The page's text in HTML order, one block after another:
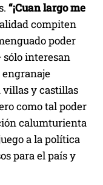
“¡Cuan largo me
compiten
poder
interesan
villas y castillas
como tal poder
calumturienta
a la política
para el país y